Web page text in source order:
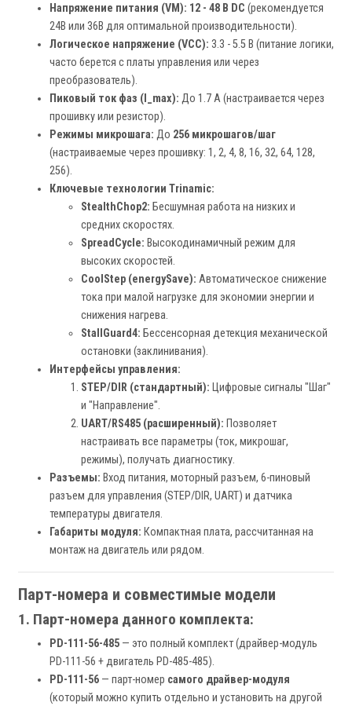
Напряжение питания (VM): 12 - 48 В DC (рекомендуется
24В или 36В для оптимальной производительности).
Логическое напряжение (VCC): 3.3 - 5.5 В (питание логики,
часто берется с платы управления или через
преобразователь).
Пиковый ток фаз (I_max): До 1.7 А (настраивается через
прошивку или резистор).
Режимы микрошага: До 256 микрошагов/шаг
(настраиваемые через прошивку: 1, 2, 4, 8, 16, 32, 64, 128,
256).
Ключевые технологии Trinamic:
StealthChop2: Бесшумная работа на низких и
средних скоростях.
SpreadCycle: Высокодинамичный режим для
высоких скоростей.
CoolStep (energySave): Автоматическое снижение
тока при малой нагрузке для экономии энергии и
снижения нагрева.
StallGuard4: Бессенсорная детекция механической
остановки (заклинивания).
Интерфейсы управления:
STEP/DIR (стандартный): Цифровые сигналы "Шаг"
и "Направление".
UART/RS485 (расширенный): Позволяет
настраивать все параметры (ток, микрошаг,
режимы), получать диагностику.
Разъемы: Вход питания, моторный разъем, 6-пиновый
разъем для управления (STEP/DIR, UART) и датчика
температуры двигателя.
Габариты модуля: Компактная плата, рассчитанная на
монтаж на двигатель или рядом.
Парт-номера и совместимые модели
1. Парт-номера данного комплекта:
PD-111-56-485 — это полный комплект (драйвер-модуль
PD-111-56 + двигатель PD-485-485).
PD-111-56 — парт-номер самого драйвер-модуля
(который можно купить отдельно и установить на другой